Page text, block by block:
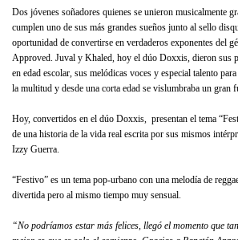
Dos jóvenes soñadores quienes se unieron musicalmente
cumplen uno de sus más grandes sueños junto al sello
oportunidad de convertirse en verdaderos exponentes del
Approved. Juval y Khaled, hoy el dúo Doxxis, dieron sus
en edad escolar, sus melódicas voces y especial talento
la multitud y desde una corta edad se vislumbraba un gran
Hoy, convertidos en el dúo Doxxis, presentan el tema
de una historia de la vida real escrita por sus mismos
Izzy Guerra.
“Festivo” es un tema pop-urbano con una melodía de
divertida pero al mismo tiempo muy sensual.
“No podríamos estar más felices, llegó el momento que